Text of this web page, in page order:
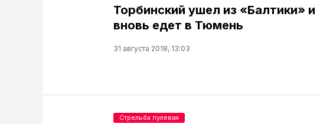
Торбинский ушел из «Балтики» и
вновь едет в Тюмень
31 августа 2018, 13:03
Стрельба пулевая